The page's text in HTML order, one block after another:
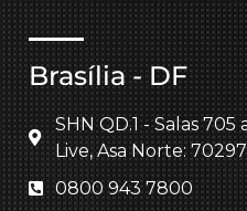
Brasília - DF
SHN QD.1 - Salas 705
Live, Asa Norte:
0800 943 7800